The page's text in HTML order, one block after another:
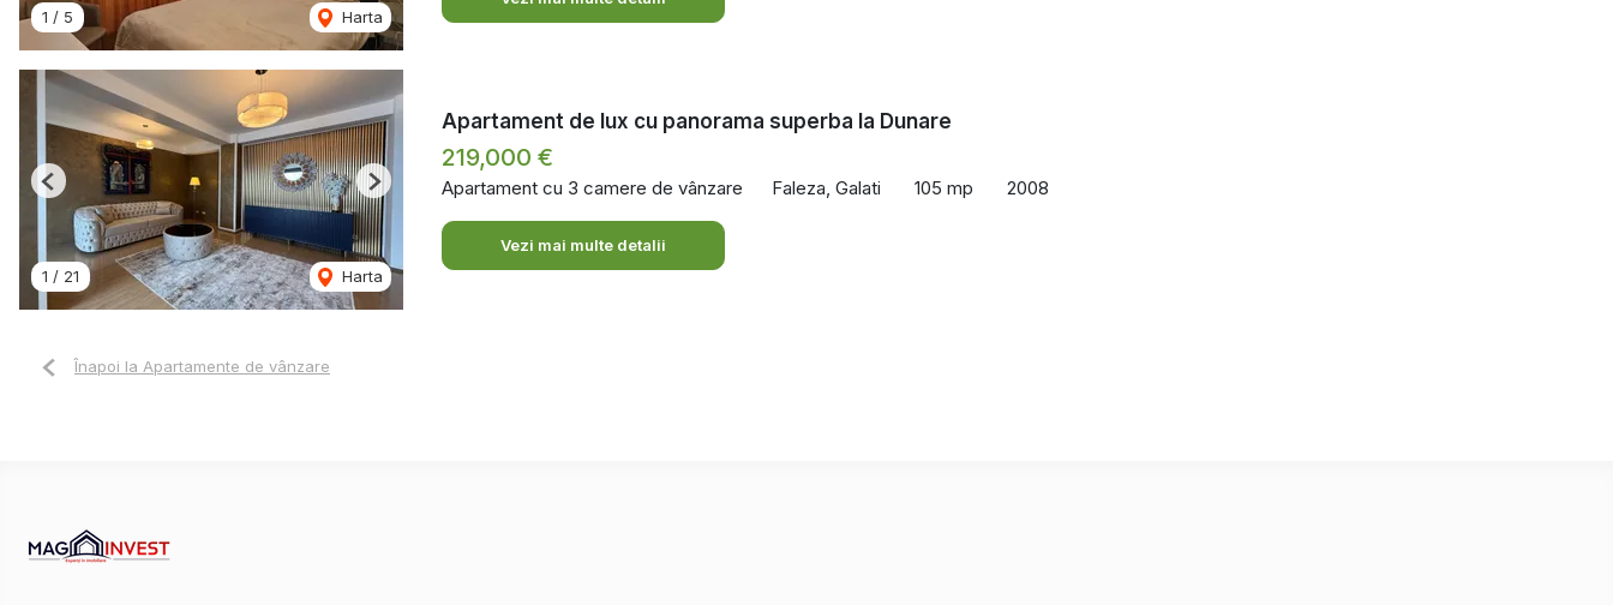
1 / 5 Harta
1 / 21 Harta
Previous Next
Apartament de lux cu panorama superba la Dunare
219,000 €
Apartament cu 3 camere de vânzare Faleza, Galati 105 mp 2008
Vezi mai multe detalii
Înapoi la Apartamente de vânzare